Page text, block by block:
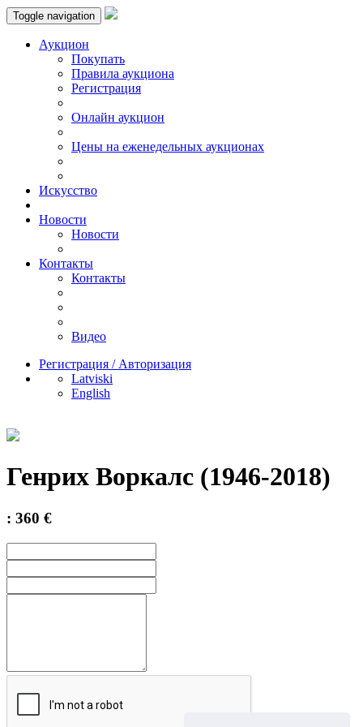
Toggle navigation
Аукцион
Пoкупать
Правила аукциона
Регистрация
Онлайн аукцион
Цены на еженедельных аукционах
Искусствo
Новости
Новости
Контакты
Контакты
Видео
Регистрация / Авторизация
Latviski
English
Генрих Воркалс (1946-2018)
: 360 €